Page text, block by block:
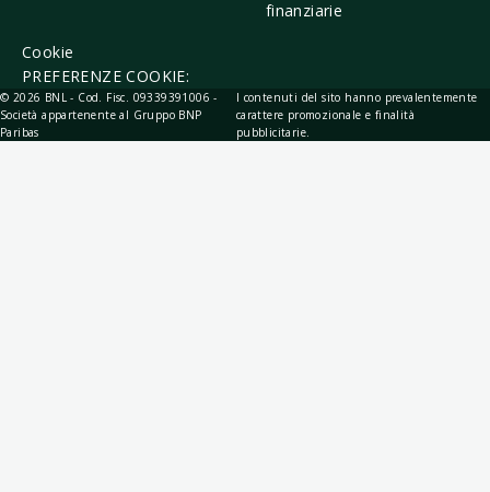
finanziarie
Cookie
PREFERENZE COOKIE:
© 2026 BNL - Cod. Fisc. 09339391006 -
Società appartenente al Gruppo BNP
Paribas
I contenuti del sito hanno prevalentemente
carattere promozionale e finalità
pubblicitarie.